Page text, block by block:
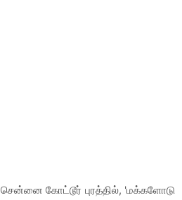
கோட்டூர் புரத்தில், 'மக்களோடு